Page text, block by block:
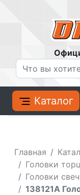
Каталог
Главная
Головки
Головки
138121A